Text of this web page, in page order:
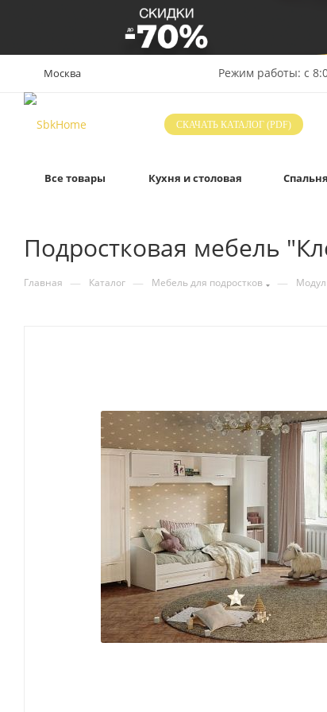
Москва Режим работы: с
СКАЧАТЬ КАТАЛОГ (PDF)
Все товары Кухня и столовая Спальня
Подростковая мебель
Главная — Каталог — Мебель для подростков —